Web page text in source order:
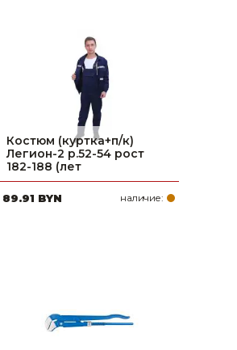
Костюм (куртка+п/к)
Легион-2 р.52-54 рост
182-188 (лет
89.91 BYN наличие: